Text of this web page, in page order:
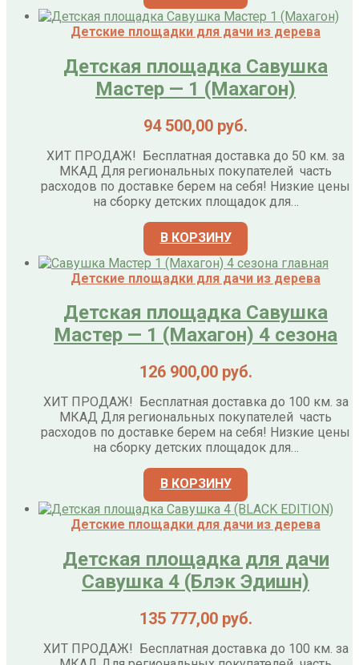
Детские площадки для дачи из дерева
Детская площадка Савушка
Мастер — 1 (Махагон)
94 500,00 руб.
ХИТ ПРОДАЖ! Бесплатная доставка до 50 км. за
МКАД Для региональных покупателей часть
расходов по доставке берем на себя! Низкие цены
на сборку детских площадок для…
В КОРЗИНУ
Детские площадки для дачи из дерева
Детская площадка Савушка
Мастер — 1 (Махагон) 4 сезона
126 900,00 руб.
ХИТ ПРОДАЖ! Бесплатная доставка до 100 км. за
МКАД Для региональных покупателей часть
расходов по доставке берем на себя! Низкие цены
на сборку детских площадок для…
В КОРЗИНУ
Детские площадки для дачи из дерева
Детская площадка для дачи
Савушка 4 (Блэк Эдишн)
135 777,00 руб.
ХИТ ПРОДАЖ! Бесплатная доставка до 100 км. за